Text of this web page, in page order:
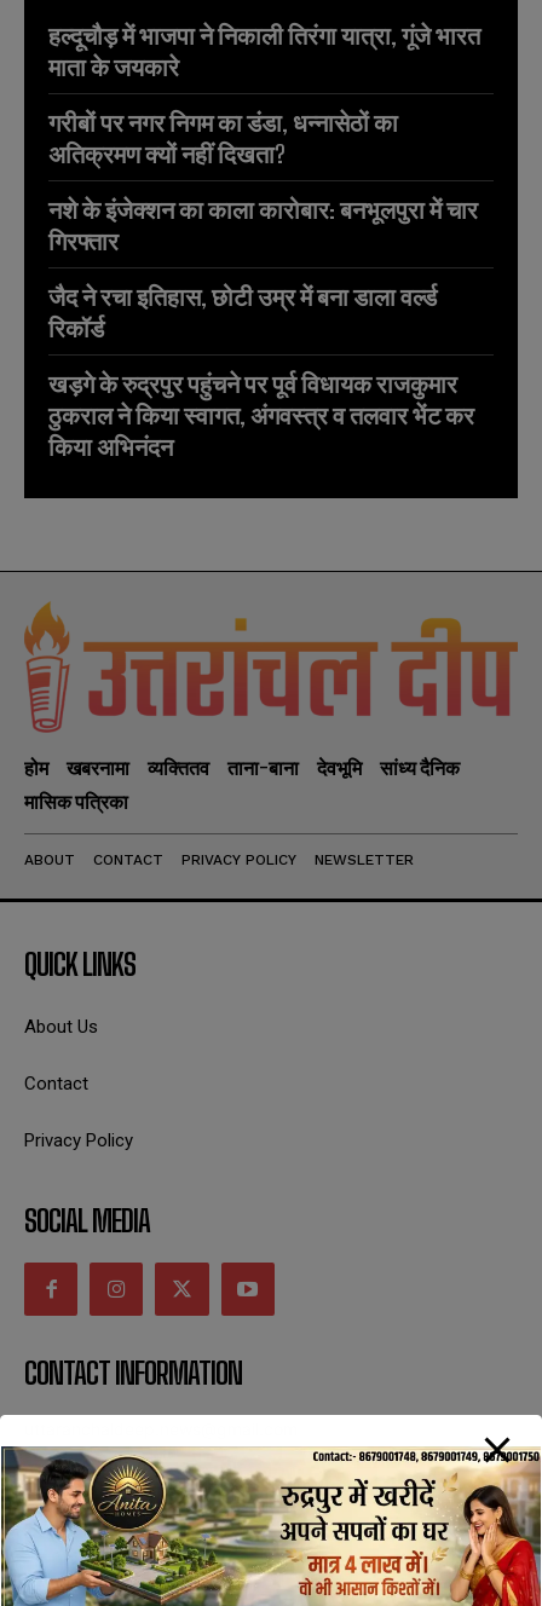
हल्दूचौड़ में भाजपा ने निकाली तिरंगा यात्रा, गूंजे भारत
माता के जयकारे
गरीबों पर नगर निगम का डंडा, धन्नासेठों का
अतिक्रमण क्यों नहीं दिखता?
नशे के इंजेक्शन का काला कारोबार: बनभूलपुरा में चार
गिरफ्तार
जैद ने रचा इतिहास, छोटी उम्र में बना डाला वर्ल्ड
रिकॉर्ड
खड़गे के रुद्रपुर पहुंचने पर पूर्व विधायक राजकुमार
ठुकराल ने किया स्वागत, अंगवस्त्र व तलवार भेंट कर
किया अभिनंदन
होम खबरनामा व्यक्तितव ताना-बाना देवभूमि
सांध्य दैनिक
मासिक पत्रिका
ABOUT CONTACT PRIVACY POLICY NEWSLETTER
QUICK LINKS
About Us
Contact
Privacy Policy
SOCIAL MEDIA
CONTACT INFORMATION
SUBSCRIBE NOW